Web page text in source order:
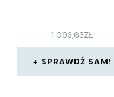
1 093,63ZŁ
SPRAWDŹ SAM!